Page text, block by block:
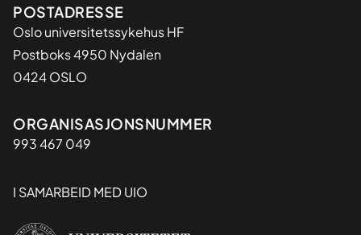
Adresse
POSTADRESSE
Oslo universitetssykehus HF
Postboks 4950 Nydalen
0424 OSLO
Organisasjon
ORGANISASJONSNUMMER
993 467 049
I SAMARBEID MED UIO